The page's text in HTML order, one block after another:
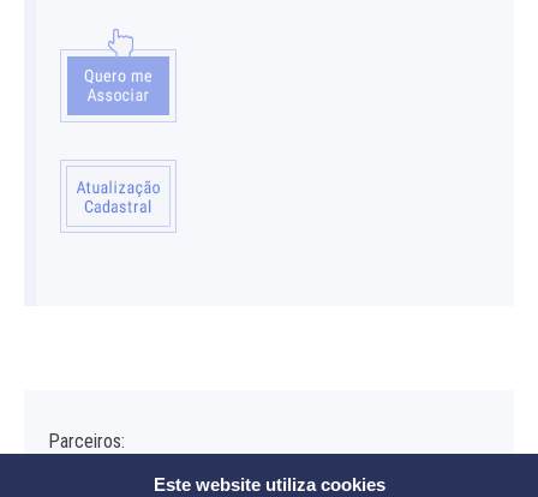
Este website utiliza cookies
Parceiros: